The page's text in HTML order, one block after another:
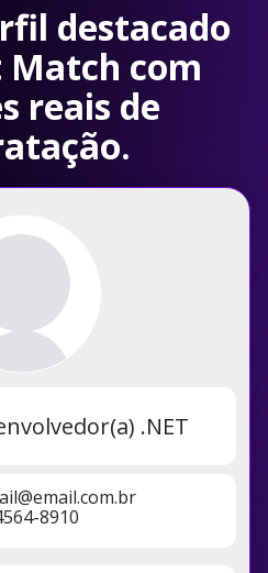
destacado
Match com
reais de
.NET
8910